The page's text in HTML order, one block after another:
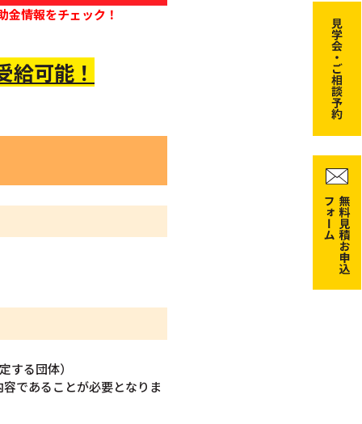
金情報をチェック！
給可能！
る団体）
であることが必要となりま